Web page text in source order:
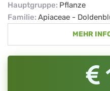
Hauptgruppe: Pflanze
Familie: Apiaceae -
MEHR